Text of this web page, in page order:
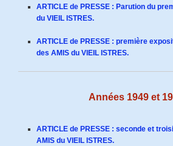
ARTICLE de PRESSE : Parution du
du VIEIL ISTRES.
ARTICLE de PRESSE : première
des AMIS du VIEIL ISTRES.
Années 1949 et
ARTICLE de PRESSE : seconde et
AMIS du VIEIL ISTRES.